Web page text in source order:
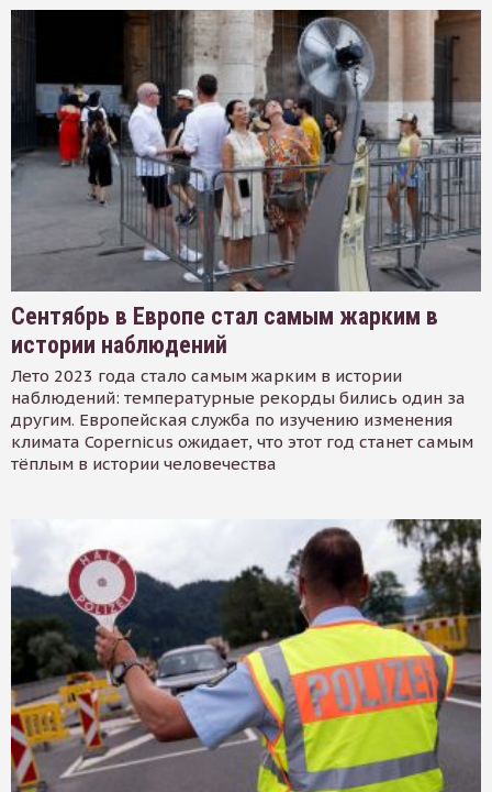
Сентябрь в Европе стал самым жарким в
истории наблюдений
Лето 2023 года стало самым жарким в истории
наблюдений: температурные рекорды бились один за
другим. Европейская служба по изучению изменения
климата Copernicus ожидает, что этот год станет самым
тёплым в истории человечества